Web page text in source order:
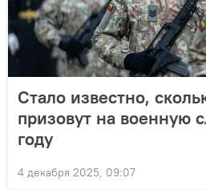
Стало известно,
призовут на военную
году
4 декабря 2025, 09:07